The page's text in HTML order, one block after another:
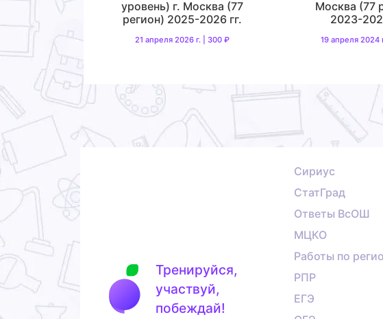
уровень) г. Москва (77
регион) 2025-2026 гг.
21 апреля 2026 г. | 300 ₽
Москва (77
2023-
19 апреля 2024
Тренируйся,
участвуй,
побеждай!
Сириус
СтатГрад
Ответы ВсОШ
МЦКО
Работы по
РПР
ЕГЭ